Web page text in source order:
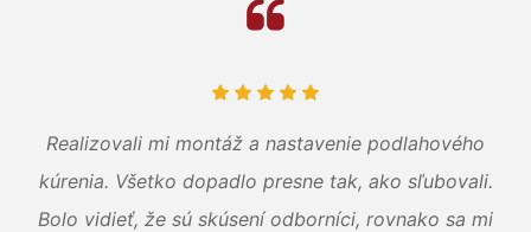
Realizovali mi montáž a nastavenie podlahového
kúrenia. Všetko dopadlo presne tak, ako sľubovali.
Bolo vidieť, že sú skúsení odborníci, rovnako sa mi